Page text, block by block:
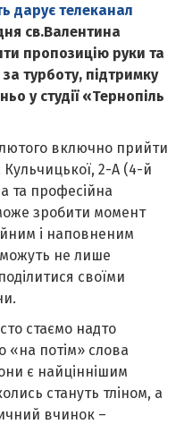
дарує телеканал
св.Валентина
пропозицію руки та
турботу, підтримку
у студії «Тернопіль
лютого включно прийти
2-А (4-й
та професійна
зробити момент
і наповненим
можуть не лише
своїми
стаємо надто
«на потім» слова
є найціннішим
стануть тліном, а
вчинок –